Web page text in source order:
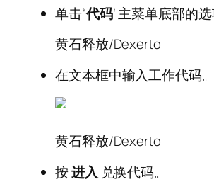
单击“代码‘ 主菜单底部的选
黄石释放/Dexerto
在文本框中输入工作代码。
黄石释放/Dexerto
按进入 兑换代码。